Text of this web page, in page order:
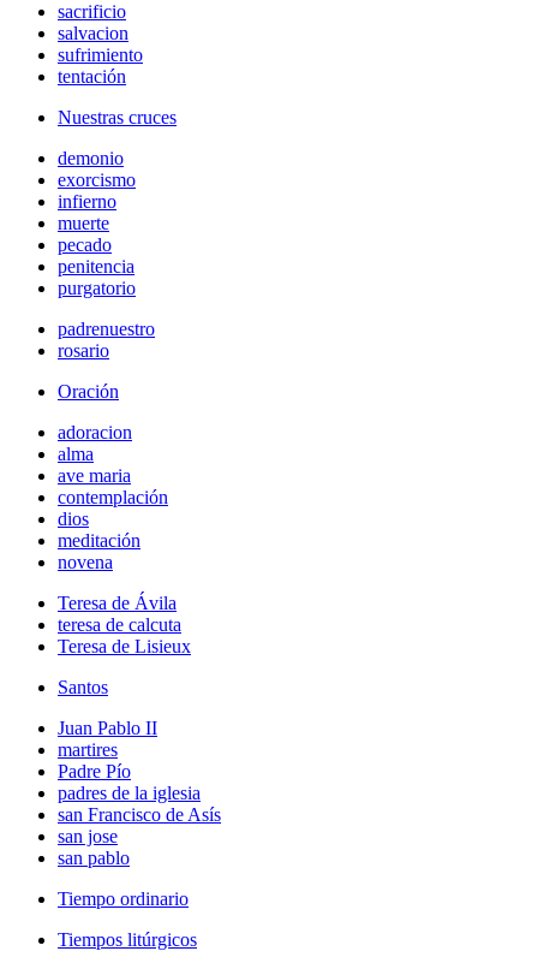
sacrificio
salvacion
sufrimiento
tentación
Nuestras cruces
demonio
exorcismo
infierno
muerte
pecado
penitencia
purgatorio
padrenuestro
rosario
Oración
adoracion
alma
ave maria
contemplación
dios
meditación
novena
Teresa de Ávila
teresa de calcuta
Teresa de Lisieux
Santos
Juan Pablo II
martires
Padre Pío
padres de la iglesia
san Francisco de Asís
san jose
san pablo
Tiempo ordinario
Tiempos litúrgicos